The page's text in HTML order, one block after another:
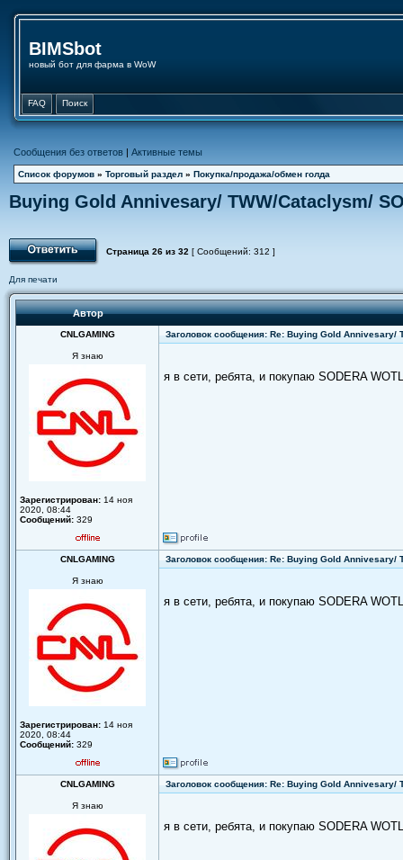
BIMSbot
новый бот для фарма в WoW
FAQ Поиск
Сообщения без ответов | Активные темы
Список форумов » Торговый раздел » Покупка/продажа/обмен голда
Buying Gold Annivesary/ TWW/Cataclysm/
Страница 26 из 32 [ Сообщений: 312 ]
Для печати
Автор
CNLGAMING Заголовок сообщения: Re: Buying Gold Annivesary/
Я знаю
Зарегистрирован: 14 ноя
2020, 08:44
Сообщений: 329
я в сети, ребята, и покупаю SODERA
CNLGAMING Заголовок сообщения: Re: Buying Gold Annivesary/
Я знаю
Зарегистрирован: 14 ноя
2020, 08:44
Сообщений: 329
я в сети, ребята, и покупаю SODERA
CNLGAMING Заголовок сообщения: Re: Buying Gold Annivesary/
Я знаю
я в сети, ребята, и покупаю SODERA